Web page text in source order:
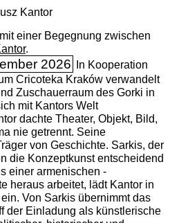
Kantor
einer Begegnung zwischen
.
2026
In Kooperation
Cricoteka Kraków verwandelt
Zuschauerraum des Gorki in
mit Kantors Welt
dachte Theater, Objekt, Bild,
nie getrennt. Seine
von Geschichte. Sarkis, der
die Konzeptkunst entscheidend
einer armenischen
heraus arbeitet, lädt Kantor in
Von Sarkis übernimmt das
der Einladung als künstlerische